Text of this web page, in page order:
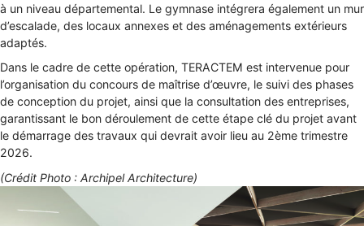
à un niveau départemental. Le gymnase intégrera également un mur
d’escalade, des locaux annexes et des aménagements extérieurs
adaptés.
Dans le cadre de cette opération, TERACTEM est intervenue pour
l’organisation du concours de maîtrise d’œuvre, le suivi des phases
de conception du projet, ainsi que la consultation des entreprises,
garantissant le bon déroulement de cette étape clé du projet avant
le démarrage des travaux qui devrait avoir lieu au 2ème trimestre
2026.
(Crédit Photo : Archipel Architecture)